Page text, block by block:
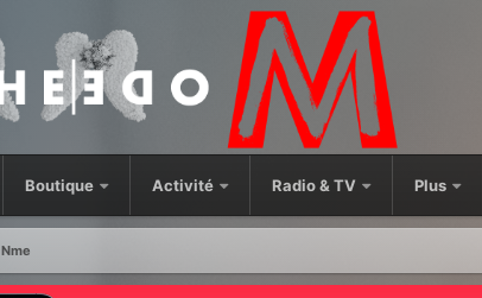
Boutique Activité Radio & TV Plus
Nme